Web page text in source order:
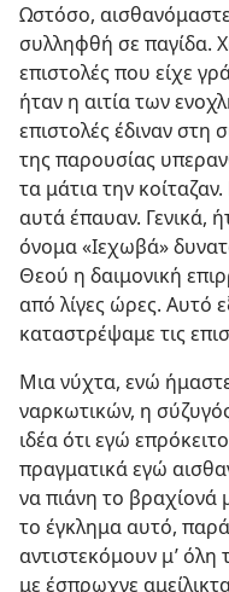
Ωστόσο,
συλληφθή σε παγίδα.
επιστολές που είχε
ήταν η αιτία των
επιστολές έδιναν
της παρουσίας
τα μάτια την
αυτά έπαυαν. Γενικά,
όνομα «Ιεχωβά»
Θεού η δαιμονική
από λίγες ώρες. Αυτό
καταστρέψαμε τις
Μια νύχτα, ενώ
ναρκωτικών, η
ιδέα ότι εγώ
πραγματικά εγώ
να πιάνη το
το έγκλημα αυτό,
αντιστεκόμουν μ’
με έσπρωχνε